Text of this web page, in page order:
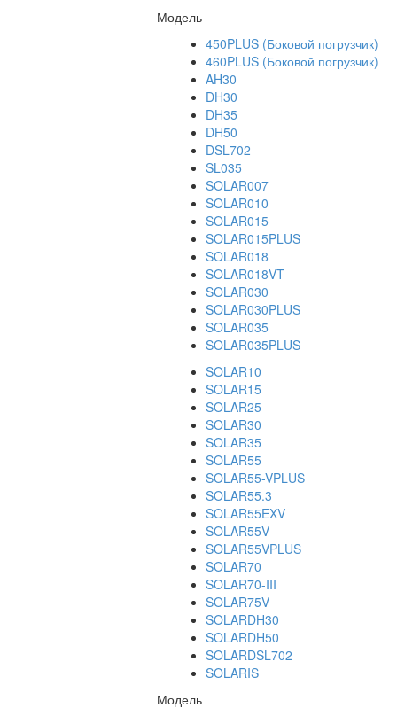
Модель
450PLUS (Боковой погрузчик)
460PLUS (Боковой погрузчик)
AH30
DH30
DH35
DH50
DSL702
SL035
SOLAR007
SOLAR010
SOLAR015
SOLAR015PLUS
SOLAR018
SOLAR018VT
SOLAR030
SOLAR030PLUS
SOLAR035
SOLAR035PLUS
SOLAR10
SOLAR15
SOLAR25
SOLAR30
SOLAR35
SOLAR55
SOLAR55-VPLUS
SOLAR55.3
SOLAR55EXV
SOLAR55V
SOLAR55VPLUS
SOLAR70
SOLAR70-III
SOLAR75V
SOLARDH30
SOLARDH50
SOLARDSL702
SOLARIS
Модель